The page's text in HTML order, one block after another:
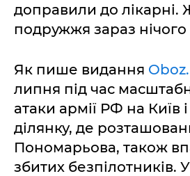
доправили до лікарні.
подружжя зараз
Як пише видання
липня під час
атаки армії РФ на Київ
ділянку, де
Пономарьова, також
збитих безпілотників. У